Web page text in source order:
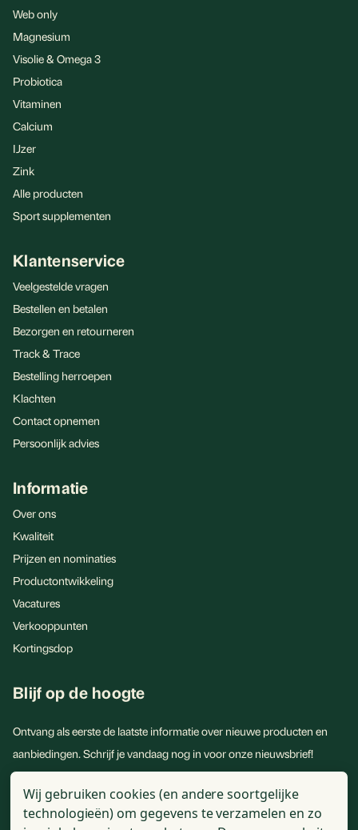
Web only
Magnesium
Visolie & Omega 3
Probiotica
Vitaminen
Calcium
IJzer
Zink
Alle producten
Sport supplementen
Klantenservice
Veelgestelde vragen
Bestellen en betalen
Bezorgen en retourneren
Track & Trace
Bestelling herroepen
Klachten
Contact opnemen
Persoonlijk advies
Informatie
Over ons
Kwaliteit
Prijzen en nominaties
Productontwikkeling
Vacatures
Verkooppunten
Kortingsdop
Blijf op de hoogte
Ontvang als eerste de laatste informatie over nieuwe producten en
aanbiedingen. Schrijf je vandaag nog in voor onze nieuwsbrief!
E-
mailadres
Wij gebruiken cookies (en andere soortgelijke
technologieën) om gegevens te verzamelen en zo